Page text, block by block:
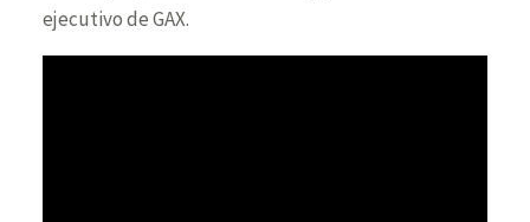
ejecutivo de GAX.